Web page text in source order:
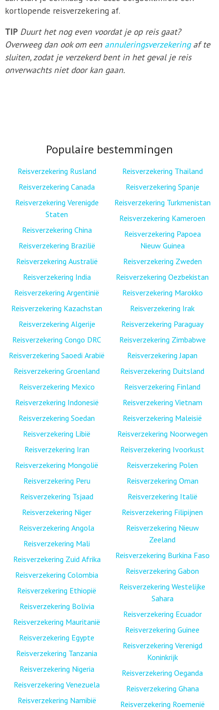
kortlopende reisverzekering af.
TIP Duurt het nog even voordat je op reis gaat?
Overweeg dan ook om een annuleringsverzekeringaf te
sluiten, zodat je verzekerd bent in het geval je reis
onverwachts niet door kan gaan.
Populaire bestemmingen
Reisverzekering Rusland
Reisverzekering Canada
Reisverzekering Verenigde
Staten
Reisverzekering China
Reisverzekering Brazilië
Reisverzekering Australië
Reisverzekering India
Reisverzekering Argentinië
Reisverzekering Kazachstan
Reisverzekering Algerije
Reisverzekering Congo DRC
Reisverzekering Saoedi Arabië
Reisverzekering Groenland
Reisverzekering Mexico
Reisverzekering Indonesië
Reisverzekering Soedan
Reisverzekering Libië
Reisverzekering Iran
Reisverzekering Mongolië
Reisverzekering Peru
Reisverzekering Tsjaad
Reisverzekering Niger
Reisverzekering Angola
Reisverzekering Mali
Reisverzekering Zuid Afrika
Reisverzekering Colombia
Reisverzekering Ethiopië
Reisverzekering Bolivia
Reisverzekering Mauritanië
Reisverzekering Egypte
Reisverzekering Tanzania
Reisverzekering Nigeria
Reisverzekering Venezuela
Reisverzekering Namibië
Reisverzekering Thailand
Reisverzekering Spanje
Reisverzekering Turkmenistan
Reisverzekering Kameroen
Reisverzekering Papoea
Nieuw Guinea
Reisverzekering Zweden
Reisverzekering Oezbekistan
Reisverzekering Marokko
Reisverzekering Irak
Reisverzekering Paraguay
Reisverzekering Zimbabwe
Reisverzekering Japan
Reisverzekering Duitsland
Reisverzekering Finland
Reisverzekering Vietnam
Reisverzekering Maleisië
Reisverzekering Noorwegen
Reisverzekering Ivoorkust
Reisverzekering Polen
Reisverzekering Oman
Reisverzekering Italië
Reisverzekering Filipijnen
Reisverzekering Nieuw
Zeeland
Reisverzekering Burkina Faso
Reisverzekering Gabon
Reisverzekering Westelijke
Sahara
Reisverzekering Ecuador
Reisverzekering Guinee
Reisverzekering Verenigd
Koninkrijk
Reisverzekering Oeganda
Reisverzekering Ghana
Reisverzekering Roemenië